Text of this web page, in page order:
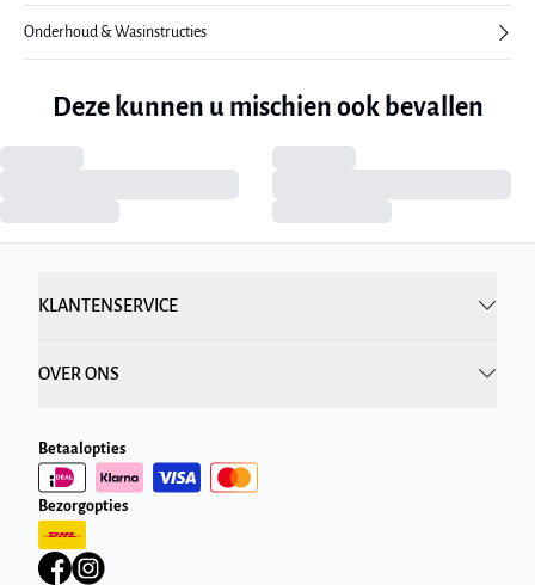
Onderhoud & Wasinstructies
Deze kunnen u mischien ook bevallen
KLANTENSERVICE
OVER ONS
Betaalopties
Bezorgopties